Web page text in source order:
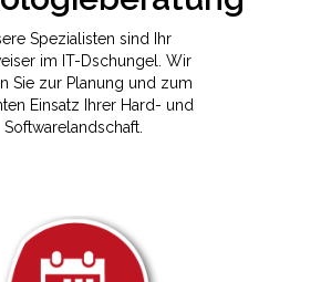
Spezialisten sind Ihr
im IT-Dschungel. Wir
Sie zur Planung und zum
Einsatz Ihrer Hard- und
Softwarelandschaft.